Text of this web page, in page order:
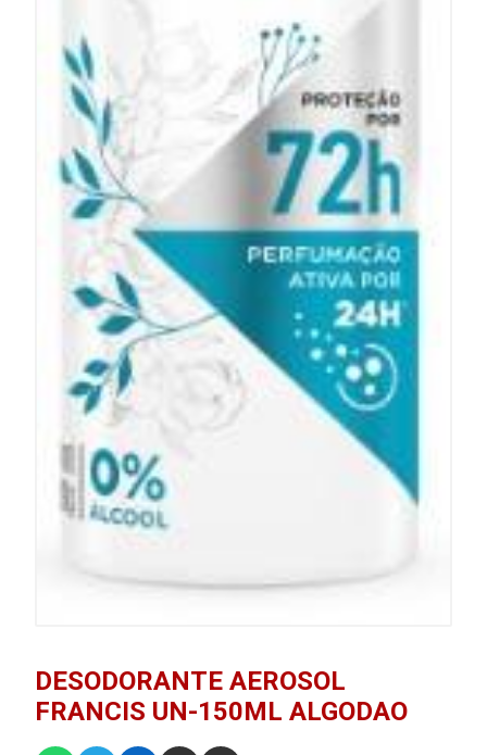
DESODORANTE AEROSOL
FRANCIS UN-150ML ALGODAO